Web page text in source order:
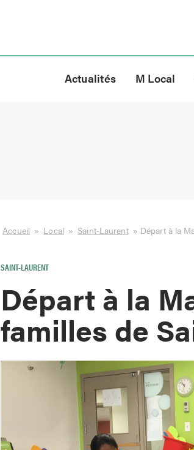
Actualités M Local
Accueil » Local » Saint-Laurent » Départ à la
SAINT-LAURENT
Départ à la
familles de